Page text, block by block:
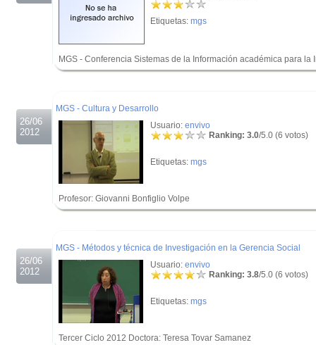
Etiquetas: mgs
MGS - Conferencia Sistemas de la Información académica para la
26/06
2012
MGS - Cultura y Desarrollo
Usuario: envivo
Ranking: 3.0/5.0 (6 votos)
Etiquetas: mgs
Profesor: Giovanni Bonfiglio Volpe
26/06
2012
MGS - Métodos y técnica de Investigación en la Gerencia Social
Usuario: envivo
Ranking: 3.8/5.0 (6 votos)
Etiquetas: mgs
Tercer Ciclo 2012 Doctora: Teresa Tovar Samanez